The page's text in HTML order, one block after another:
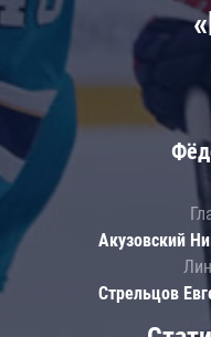
Акузовский
Стрельцов